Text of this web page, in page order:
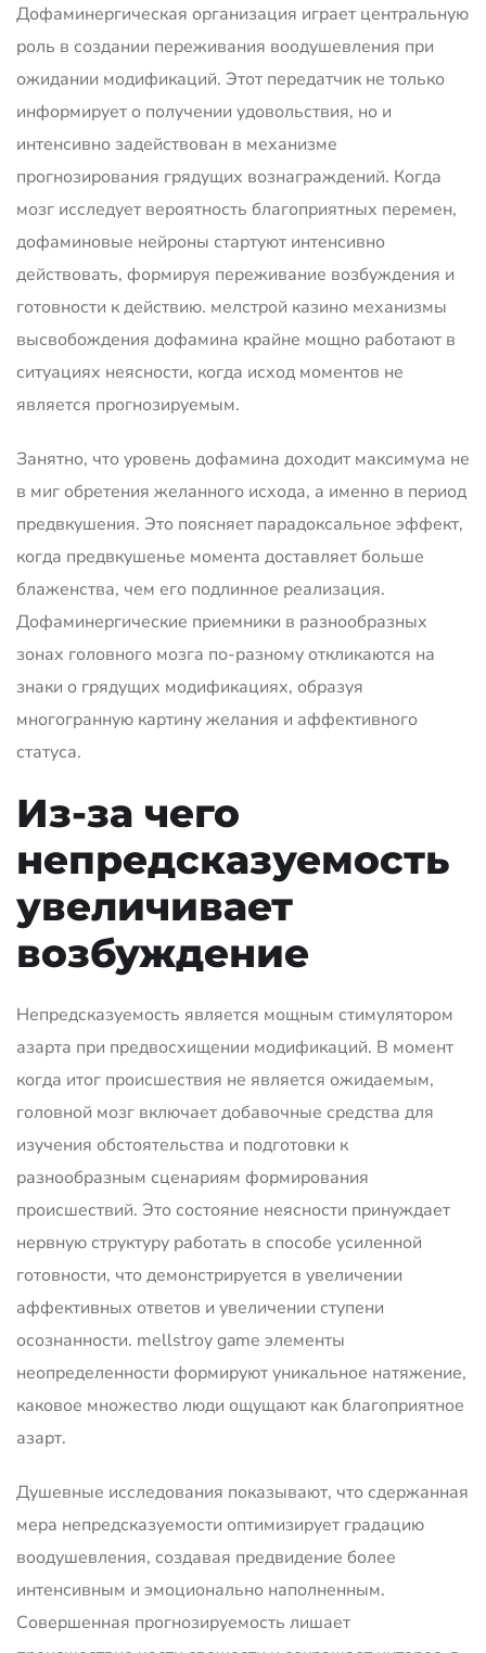
Дофаминергическая организация играет центральную
роль в создании переживания воодушевления при
ожидании модификаций. Этот передатчик не только
информирует о получении удовольствия, но и
интенсивно задействован в механизме
прогнозирования грядущих вознаграждений. Когда
мозг исследует вероятность благоприятных перемен,
дофаминовые нейроны стартуют интенсивно
действовать, формируя переживание возбуждения и
готовности к действию. мелстрой казино механизмы
высвобождения дофамина крайне мощно работают в
ситуациях неясности, когда исход моментов не
является прогнозируемым.
Занятно, что уровень дофамина доходит максимума не
в миг обретения желанного исхода, а именно в период
предвкушения. Это поясняет парадоксальное эффект,
когда предвкушенье момента доставляет больше
блаженства, чем его подлинное реализация.
Дофаминергические приемники в разнообразных
зонах головного мозга по-разному откликаются на
знаки о грядущих модификациях, образуя
многогранную картину желания и аффективного
статуса.
Из-за чего
непредсказуемость
увеличивает
возбуждение
Непредсказуемость является мощным стимулятором
азарта при предвосхищении модификаций. В момент
когда итог происшествия не является ожидаемым,
головной мозг включает добавочные средства для
изучения обстоятельства и подготовки к
разнообразным сценариям формирования
происшествий. Это состояние неясности принуждает
нервную структуру работать в способе усиленной
готовности, что демонстрируется в увеличении
аффективных ответов и увеличении ступени
осознанности. mellstroy game элементы
неопределенности формируют уникальное натяжение,
каковое множество люди ощущают как благоприятное
азарт.
Душевные исследования показывают, что сдержанная
мера непредсказуемости оптимизирует градацию
воодушевления, создавая предвидение более
интенсивным и эмоционально наполненным.
Совершенная прогнозируемость лишает